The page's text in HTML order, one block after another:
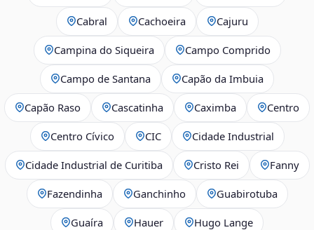
Cabral Cachoeira Cajuru
Campina do Siqueira Campo Comprido
Campo de Santana Capão da Imbuia
Capão Raso Cascatinha Caximba Centro
Centro Cívico CIC Cidade Industrial
Cidade Industrial de Curitiba Cristo Rei Fanny
Fazendinha Ganchinho Guabirotuba
Guaíra Hauer Hugo Lange